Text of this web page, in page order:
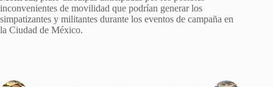
inconvenientes de movilidad que podrían generar los
simpatizantes y militantes durante los eventos de campaña en
la Ciudad de México.